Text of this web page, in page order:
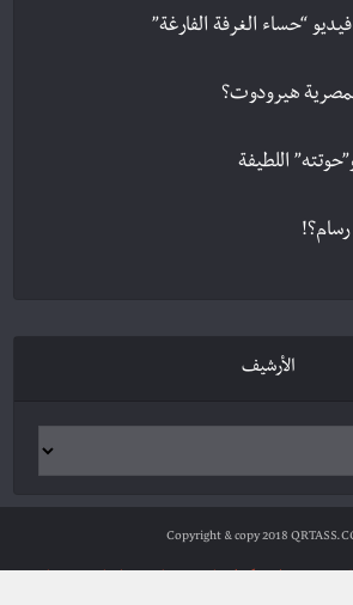
“حساء الغرفة الفارغة”
هيرودوت؟
اللطيفة
الأرشيف
Copyright & copy 2018